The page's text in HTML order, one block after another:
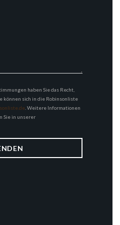
haben Sie das Recht,
können sich in die Robinsonliste
. Weitere Informationen
Sie in unserer